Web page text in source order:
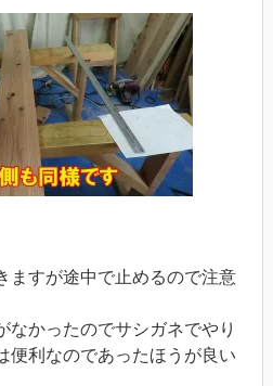
ますが途中で止めるので注意
なかったのでサシガネでやり
便利なのであったほうが良い